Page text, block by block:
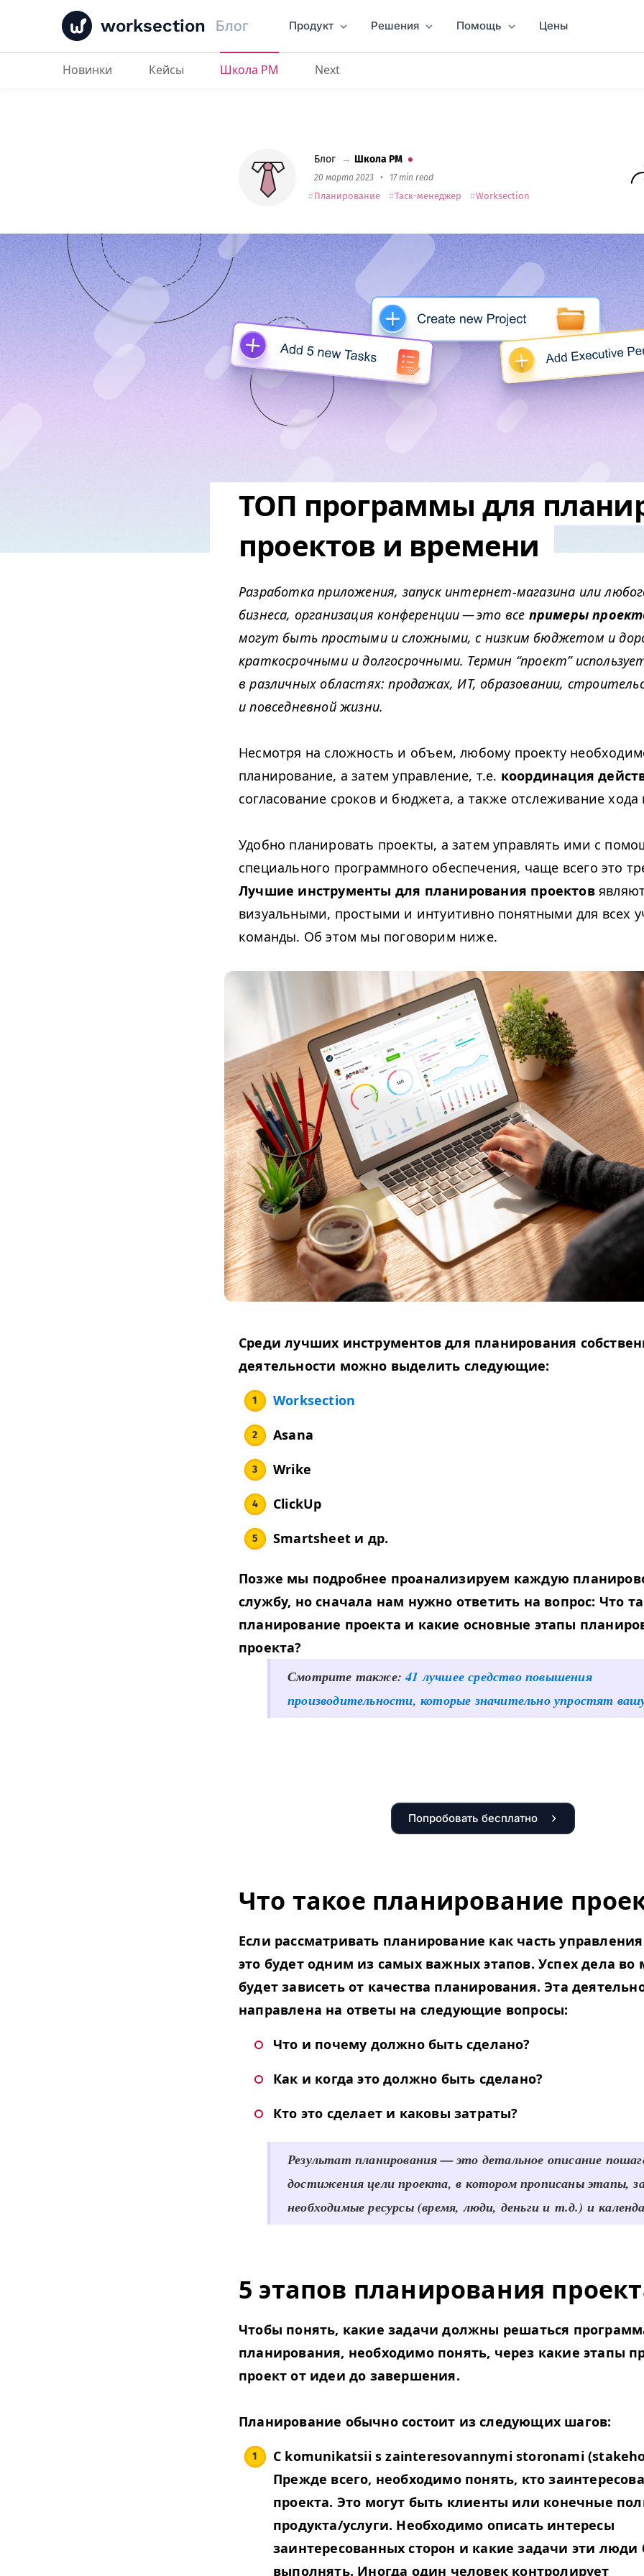
worksection Блог Продукт Решения Помощь Цены
ТОП программы для планирования проектов и времени
Новинки Кейсы Школа PM Next
Блог → Школа PM
20 марта 2023 • 17 min read
Планирование Таск-менеджер Worksection
ТОП программы для
проектов и времени
Разработка приложения, запуск интернет-магазина или
бизнеса, организация конференции — это все примеры
могут быть простыми и сложными, с низким бюджетом и
краткосрочными и долгосрочными. Термин “проект”
в различных областях: продажах, ИТ, образовании,
и повседневной жизни.
Несмотря на сложность и объем, любому проекту
планирование, а затем управление, т.е. координация
согласование сроков и бюджета, а также отслеживание
Удобно планировать проекты, а затем управлять ими с
специального программного обеспечения, чаще всего это
Лучшие инструменты для планирования проектов
визуальными, простыми и интуитивно понятными для всех
команды. Об этом мы поговорим ниже.
Среди лучших инструментов для планирования
деятельности можно выделить следующие:
Work­sec­tion
Asana
Wrike
Click­Up
Smartsheet и др.
Позже мы подробнее проанализируем каждую
службу, но сначала нам нужно ответить на вопрос: Что
планирование проекта и какие основные этапы
проекта?
Смотрите также: 41 лучшее средство повышения
производительности, которые значительно упростят
Попробовать бесплатно
Что такое планирование
Если рассматривать планирование как часть
это будет одним из самых важных этапов. Успех дела во
будет зависеть от качества планирования. Эта
направлена на ответы на следующие вопросы:
Что и почему должно быть сделано?
Как и когда это должно быть сделано?
Кто это сделает и каковы затраты?
Результат планирования— это детальное описание
достижения цели проекта, в котором прописаны этапы,
необходимые ресурсы (время, люди, деньги и т.д.) и
5 этапов планирования
Чтобы понять, какие задачи должны решаться
планирования, необходимо понять, через какие этапы
проект от идеи до завершения.
Планирование обычно состоит из следующих шагов:
С komu­nikat­sii s zain­tereso­van­ny­mi storon­a­mi
Прежде всего, необходимо понять, кто
проекта. Это могут быть клиенты или конечные
продукта/​услуги. Необходимо описать интересы
заинтересованных сторон и какие задачи эти люди
выполнять. Иногда один человек контролирует